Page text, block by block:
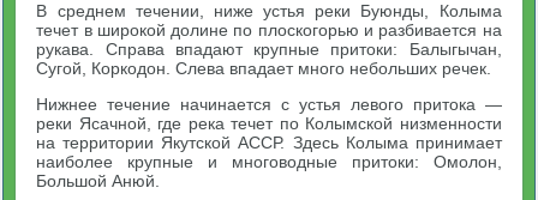
В среднем течении, ниже устья реки Буюнды, Колыма
течет в широкой долине по плоскогорью и разбивается на
рукава. Справа впадают крупные притоки: Балыгычан,
Сугой, Коркодон. Слева впадает много небольших речек.
Нижнее течение начинается с устья левого притока —
реки Ясачной, где река течет по Колымской низменности
на территории Якутской АССР. Здесь Колыма принимает
наиболее крупные и многоводные притоки: Омолон,
Большой Анюй.